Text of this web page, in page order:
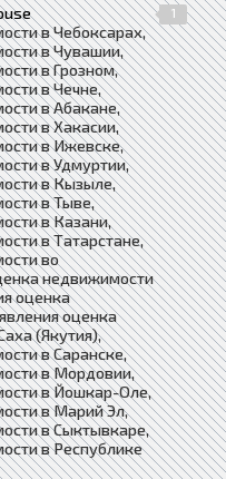
1
в Чебоксарах,
в Чувашии,
в Грозном,
в Чечне,
в Абакане,
в Хакасии,
в Ижевске,
в Удмуртии,
в Кызыле,
в Тыве,
в Казани,
в Татарстане,
во
недвижимости
оценка
оценка
(Якутия),
в Саранске,
в Мордовии,
в Йошкар-Оле,
в Марий Эл,
в Сыктывкаре,
в Республике